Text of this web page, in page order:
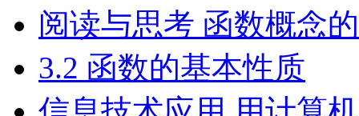
阅读与思考 函数概念
3.2 函数的基本性质